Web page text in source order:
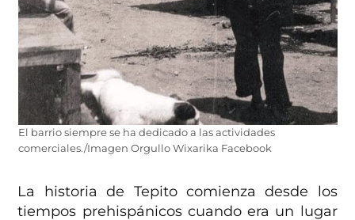
El barrio siempre se ha dedicado a las actividades
comerciales./Imagen Orgullo Wixarika Facebook
La historia de Tepito comienza desde los
tiempos prehispánicos cuando era un lugar